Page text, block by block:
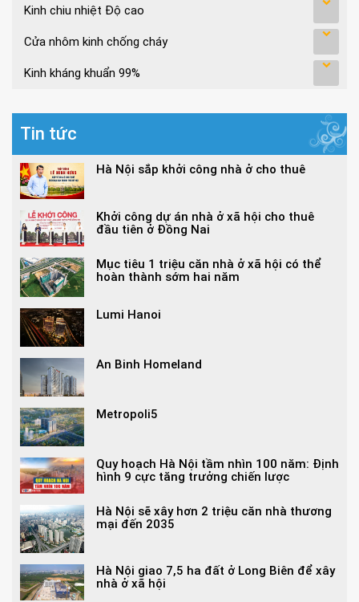
Kinh chiu nhiệt Độ cao
Cửa nhôm kinh chống cháy
Kinh kháng khuẩn 99%
Tin tức
Hà Nội sắp khởi công nhà ở cho thuê
Khởi công dự án nhà ở xã hội cho thuê
đầu tiên ở Đồng Nai
Mục tiêu 1 triệu căn nhà ở xã hội có thể
hoàn thành sớm hai năm
Lumi Hanoi
An Binh Homeland
Metropoli5
Quy hoạch Hà Nội tầm nhìn 100 năm: Định
hình 9 cực tăng trưởng chiến lược
Hà Nội sẽ xây hơn 2 triệu căn nhà thương
mại đến 2035
Hà Nội giao 7,5 ha đất ở Long Biên để xây
nhà ở xã hội